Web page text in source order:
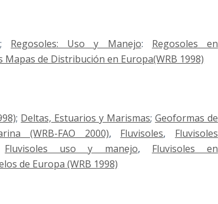
; Regosoles: Uso y Manejo: Regosoles en
Mapas de Distribución en Europa(WRB 1998)
; Deltas, Estuarios y Marismas; Geoformas de
(WRB-FAO 2000), Fluvisoles, Fluvisoles
Fluvisoles uso y manejo, Fluvisoles en
de Europa (WRB 1998)